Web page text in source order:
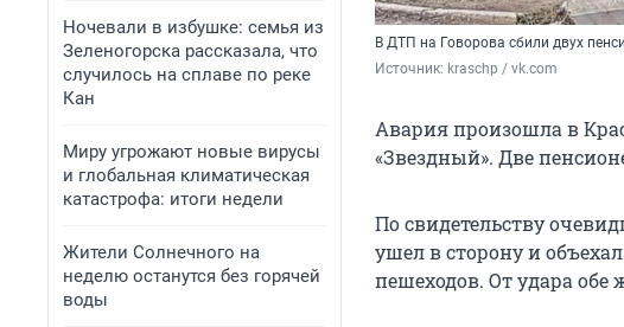
Ночевали в избушке: семья из
Зеленогорска рассказала, что
случилось на сплаве по реке
Кан
Миру угрожают новые вирусы
и глобальная климатическая
катастрофа: итоги недели
Жители Солнечного на
неделю останутся без горячей
воды
В ДТП на Говорова сбили двух
Источник: kraschp / vk.com
Авария произошла в
«Звездный». Две
По свидетельству
ушел в сторону и
пешеходов. От удара